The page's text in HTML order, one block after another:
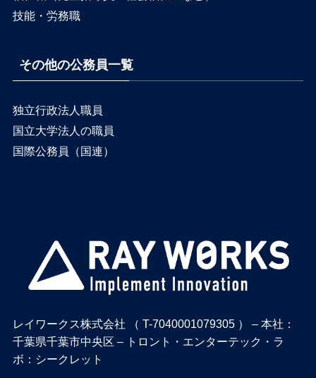
技能・労務職
その他の公務員一覧
独立行政法人職員
国立大学法人の職員
国際公務員（国連）
レイワークス株式会社 （ T-7040001079305 ） – 本社：
千葉県千葉市中央区 – トロント・エンターテック・ラ
ボ：シークレット